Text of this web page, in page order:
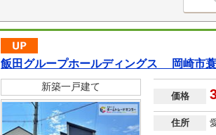
飯田グループホールディングス 岡崎市
新築一戸建て
価格
住所